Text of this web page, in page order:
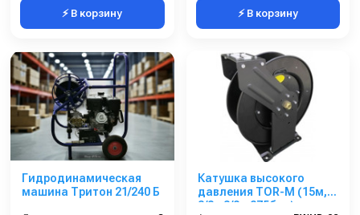
⚡ В корзину ⚡ В корзину
Гидродинамическая
машина Тритон 21/240 Б
Катушка высокого
давления TOR-M (15м,
3/8г-3/8г, 275бар)